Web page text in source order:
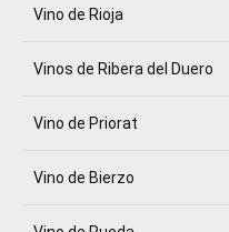
Vino de Rioja
Vinos de Ribera del Duero
Vino de Priorat
Vino de Bierzo